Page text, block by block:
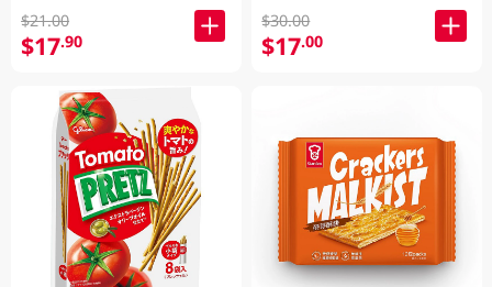
$21.00
$17.90
$30.00
$17.00